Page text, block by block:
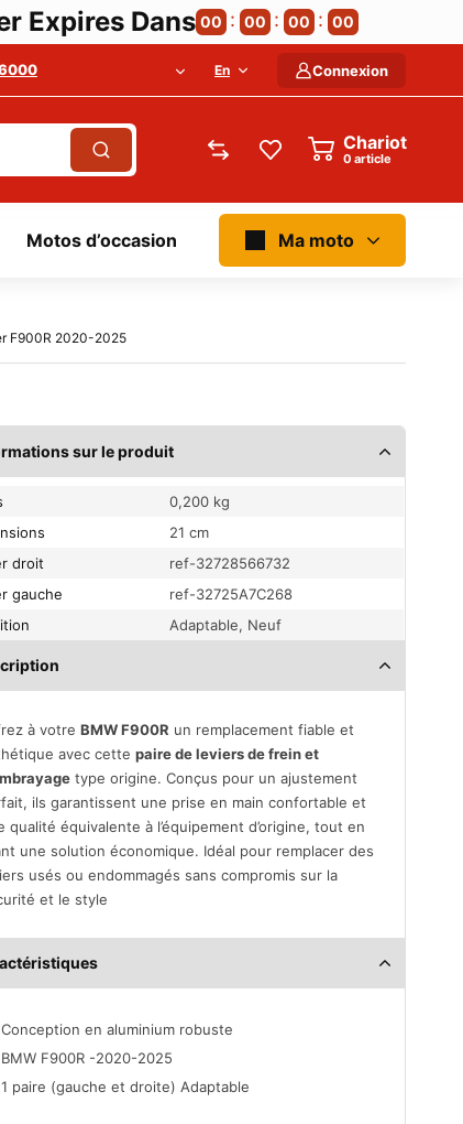
Expires Dans 00 00 00 00
En Connexion
Chariot
article
Motos d’occasion Ma moto
F900R 2020-2025
sur le produit
0,200 kg
21 cm
droit
ref-32728566732
gauche
ref-32725A7C268
Adaptable, Neuf
à votreBMW F900R un remplacement fiable et
avec cettepaire de leviers de frein et
type origine. Conçus pour un ajustement
ils garantissent une prise en main confortable et
qualité équivalente à l’équipement d’origine, tout en
une solution économique. Idéal pour remplacer des
usés ou endommagés sans compromis sur la
et le style
Conception en aluminium robuste
BMW F900R -2020-2025
1 paire (gauche et droite) Adaptable